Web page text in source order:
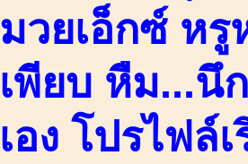
มวยเอ็กซ์ ห
เพียบ หืม...นึ
เอง โปรไฟล์